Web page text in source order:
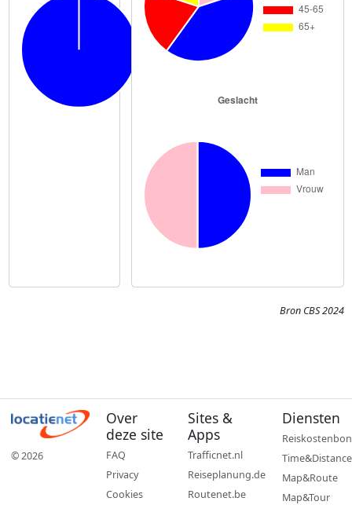
Bron CBS 2024
© 2026
Over
deze site
FAQ
Privacy
Cookies
Sites &
Apps
Trafficnet.nl
Reiseplanung.de
Routenet.be
Diensten
Reiskostenbon
Time&Distance
Map&Route
Map&Tour